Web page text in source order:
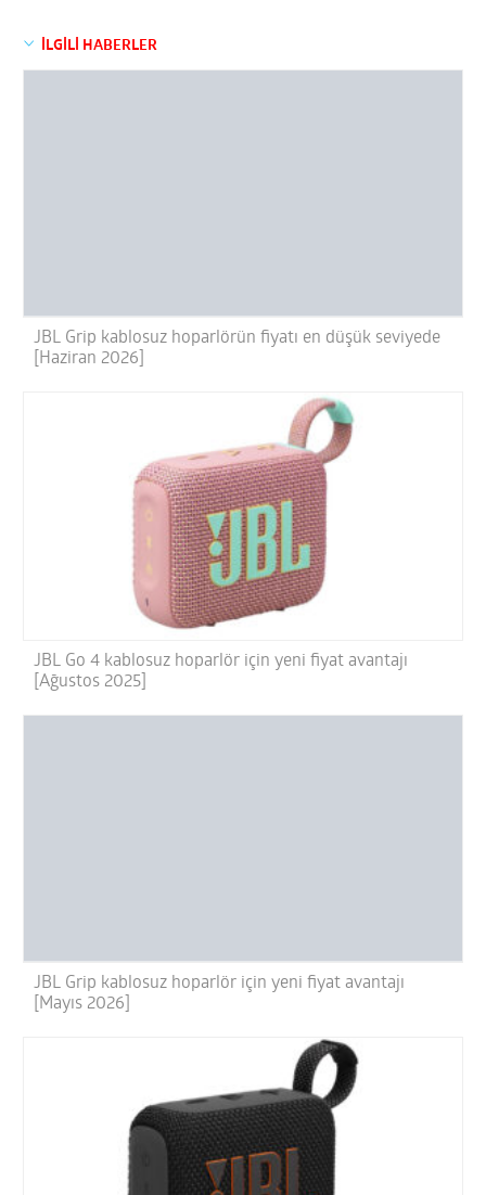
İLGİLİ HABERLER
JBL Grip kablosuz hoparlörün fiyatı en düşük seviyede
[Haziran 2026]
JBL Go 4 kablosuz hoparlör için yeni fiyat avantajı
[Ağustos 2025]
JBL Grip kablosuz hoparlör için yeni fiyat avantajı
[Mayıs 2026]